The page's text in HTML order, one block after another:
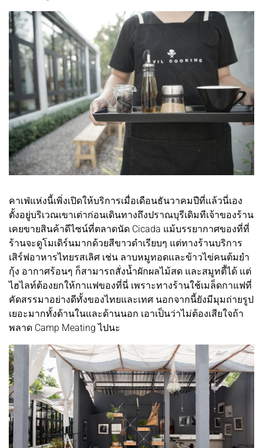
คาเฟ่แห่งนี้เพิ่งเปิดให้บริการเมื่อเดือนธันวาคมปีที่แล้วนี่เอง
ตั้งอยู่บริเวณเขาเต่าก่อนเดินทางถึงปราณบุรีเดิมทีเจ้าของร้าน
เคยขายสินค้าดีไซน์ที่ตลาดนัด Cicada แม้บรรยากาศของที่ที่
ร้านจะดูโมเดิร์นมากด้วยสีขาวดำเรียบๆ แต่ทางร้านบริการ
เสิร์ฟอาหารไทยรสเลิศ เช่น ลาบหมูทอดและข้าวไข่คนต้มยำ
กุ้ง อากาศร้อนๆ ก็สามารถสั่งน้ำผักผลไม้สด และสมูทตี้ได้ แต่
ไฮไลท์ต้องยกให้กาแฟของที่นี่ เพราะทางร้านใช้เมล็ดกาแฟที่
คัดสรรมาอย่างดีทั้งของไทยและเทศ นอกจากนี้ยังมีมุมถ่ายรูป
เยอะมากทั้งด้านในและด้านนอก เอาเป็นว่าไม่ต้องเสียใจถ้า
พลาด Camp Meating ไปนะ